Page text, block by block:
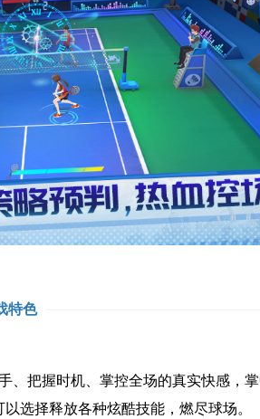
特色
把握时机、掌控全场的真实快感，
选择释放各种炫酷技能，燃尽球场。